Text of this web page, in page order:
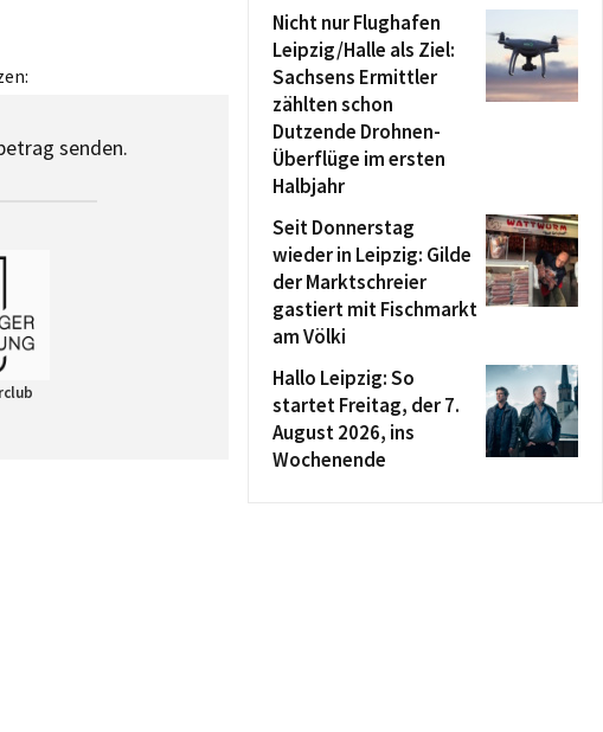
senden.
Nicht nur Flughafen
Leipzig/Halle als Ziel:
Sachsens Ermittler
zählten schon
Dutzende Drohnen-
Überflüge im ersten
Halbjahr
Seit Donnerstag
wieder in Leipzig: Gilde
der Marktschreier
gastiert mit Fischmarkt
am Völki
Hallo Leipzig: So
startet Freitag, der 7.
August 2026, ins
Wochenende